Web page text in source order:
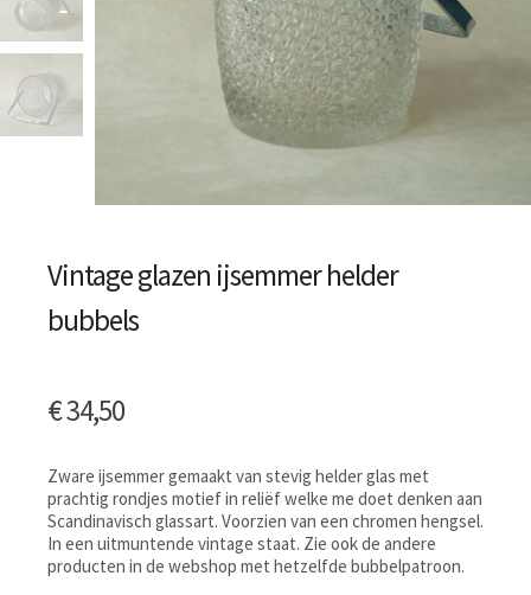
Vintage glazen ijsemmer helder
bubbels
€34,50
Zware ijsemmer gemaakt van stevig helder glas met
prachtig rondjes motief in reliëf welke me doet denken aan
Scandinavisch glassart. Voorzien van een chromen hengsel.
In een uitmuntende vintage staat. Zie ook de andere
producten in de webshop met hetzelfde bubbelpatroon.